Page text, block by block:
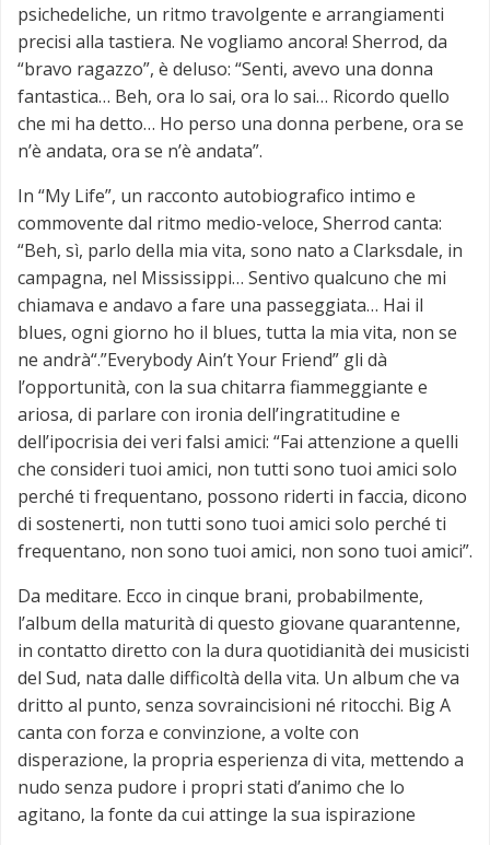
psichedeliche, un ritmo travolgente e arrangiamenti
precisi alla tastiera. Ne vogliamo ancora! Sherrod, da
“bravo ragazzo”, è deluso: “Senti, avevo una donna
fantastica… Beh, ora lo sai, ora lo sai… Ricordo quello
che mi ha detto… Ho perso una donna perbene, ora se
n’è andata, ora se n’è andata”.
In “My Life”, un racconto autobiografico intimo e
commovente dal ritmo medio-veloce, Sherrod canta:
“Beh, sì, parlo della mia vita, sono nato a Clarksdale, in
campagna, nel Mississippi… Sentivo qualcuno che mi
chiamava e andavo a fare una passeggiata… Hai il
blues, ogni giorno ho il blues, tutta la mia vita, non se
ne andrà“.”Everybody Ain’t Your Friend” gli dà
l’opportunità, con la sua chitarra fiammeggiante e
ariosa, di parlare con ironia dell’ingratitudine e
dell’ipocrisia dei veri falsi amici: “Fai attenzione a quelli
che consideri tuoi amici, non tutti sono tuoi amici solo
perché ti frequentano, possono riderti in faccia, dicono
di sostenerti, non tutti sono tuoi amici solo perché ti
frequentano, non sono tuoi amici, non sono tuoi amici”.
Da meditare. Ecco in cinque brani, probabilmente,
l’album della maturità di questo giovane quarantenne,
in contatto diretto con la dura quotidianità dei musicisti
del Sud, nata dalle difficoltà della vita. Un album che va
dritto al punto, senza sovraincisioni né ritocchi. Big A
canta con forza e convinzione, a volte con
disperazione, la propria esperienza di vita, mettendo a
nudo senza pudore i propri stati d’animo che lo
agitano, la fonte da cui attinge la sua ispirazione